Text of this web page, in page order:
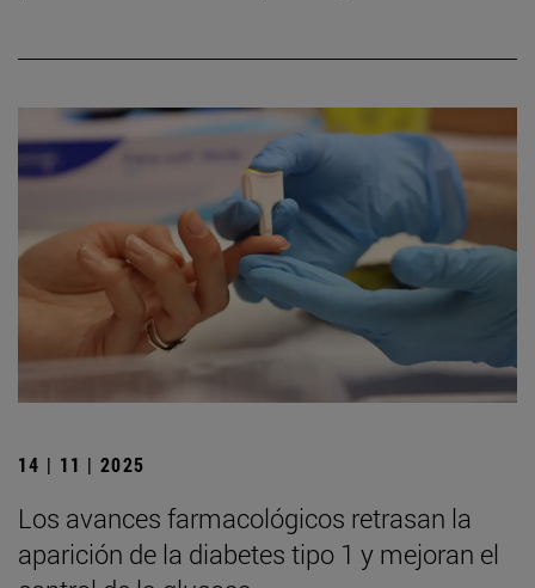
14 | 11 | 2025
Los avances farmacológicos retrasan la
aparición de la diabetes tipo 1 y mejoran el